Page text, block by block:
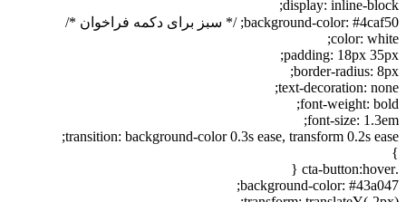
display: inline-block;
background-color: #4caf50; /* سبز برای دکمه فراخوان */
color: white;
padding: 18px 35px;
border-radius: 8px;
text-decoration: none;
font-weight: bold;
font-size: 1.3em;
transition: background-color 0.3s ease, transform 0.2s ease;
}
.cta-button:hover {
background-color: #43a047;